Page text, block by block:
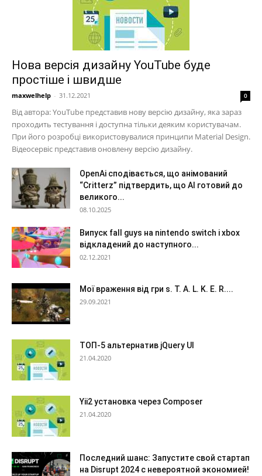
Нова версія дизайну YouTube буде
простіше і швидше
maxwelhelp - 31.12.2021 0
Від автора: YouTube представив нову версію дизайну, яка зараз
проходить тестування і доступна тільки деяким користувачам.
При його розробці використовувалися принципи Material Design.
Відеосервіс представив оновлену версію дизайну.
OpenAi сподівається, що анімований
“Critterz” підтвердить, що AI готовий до
великого...
08.10.2025
Випуск fall guys на nintendo switch і xbox
відкладений до наступного...
02.12.2021
Мої враження від гри s. T. A. L. K. E. R....
29.09.2021
ТОП-5 альтернатив jQuery UI
21.04.2020
Yii2 установка через Composer
21.04.2020
Последний шанс: Запустите свой стартап
на Disrupt 2024 с невероятной экономией!